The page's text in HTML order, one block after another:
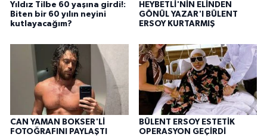
Yıldız Tilbe 60 yaşına girdi!:
Biten bir 60 yılın neyini
kutlayacağım?
HEYBETLİ'NİN ELİNDEN
GÖNÜL YAZAR'I BÜLENT
ERSOY KURTARMIŞ
CAN YAMAN BOKSER'Lİ
FOTOĞRAFINI PAYLAŞTI
BÜLENT ERSOY ESTETİK
OPERASYON GEÇİRDİ